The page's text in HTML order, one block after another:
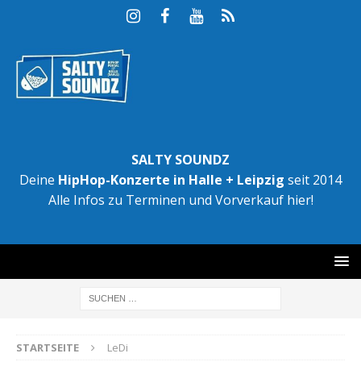
SALTY SOUNDZ
Deine HipHop-Konzerte in Halle + Leipzig seit 2014
Alle Infos zu Terminen und Vorverkauf hier!
STARTSEITE LeDi